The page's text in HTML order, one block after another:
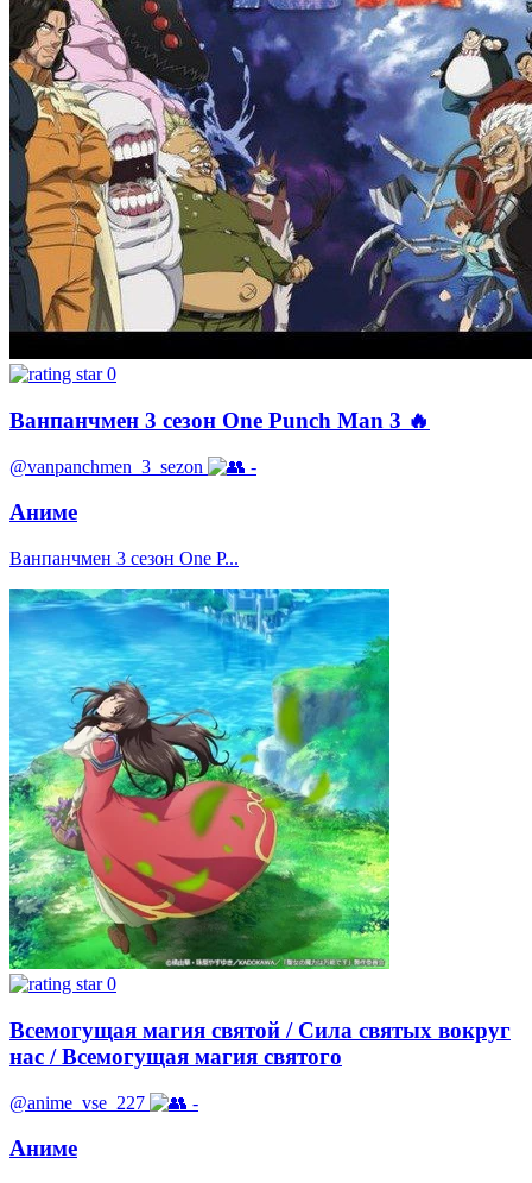
0
Ванпанчмен 3 сезон One Punch Man 3 🔥
@vanpanchmen_3_sezon -
Аниме
Ванпанчмен 3 сезон One P...
0
Всемогущая магия святой / Сила святых вокруг
нас / Всемогущая магия святого
@anime_vse_227 -
Аниме